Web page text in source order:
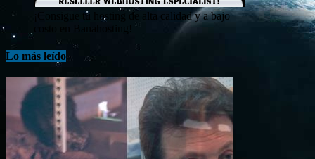
¡Consigue tu hosting de alta calidad y a bajo
Lo más leído